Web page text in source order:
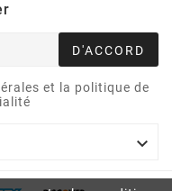
D'ACCORD
et la politique de
